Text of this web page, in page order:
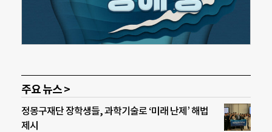
주요 뉴스 >
정몽구재단 장학생들, 과학기술로 ‘미래 난제’ 해법
제시